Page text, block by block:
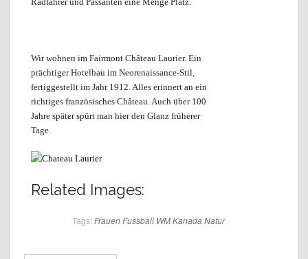
Wir wohnen im Fairmont Château Laurier. Ein
prächtiger Hotelbau im Neorenaissance-Stil,
fertiggestellt im Jahr 1912. Alles erinnert an ein
richtiges französisches Château. Auch über 100
Jahre später spürt man hier den Glanz früherer
Tage.
Related Images:
Tags: Frauen Fussball WMKanada Natur